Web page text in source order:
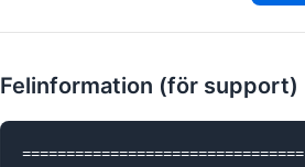
Felinformation (för support)
================================